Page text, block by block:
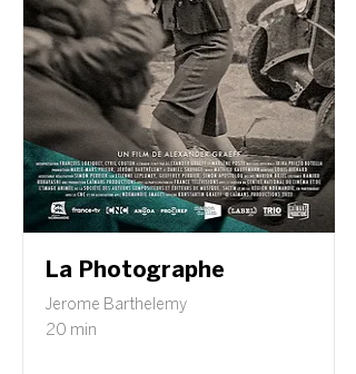
La Photographe
Jerome Barthelemy
20 min